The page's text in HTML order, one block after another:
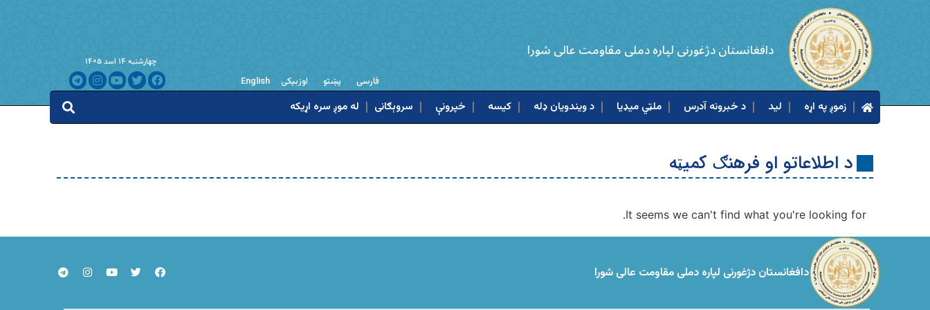
دافغانستان دژغورنی لپاره دملی مقاومت عالی شورا
فارسی پښتو اوزبیکی English
چهارشنبه ۱۴ اسد ۱۴۰۵
زموږ په اړه لید د خبرونه آدرس ملټي میډیا د ویندویان ډله کیسه خپرونې له موږ سره اړیکه
د اطلاعاتو او فرهنګ کمیټه
It seems we can't find what you're looking for.
دافغانستان دژغورنی لپاره دملی مقاومت عالی شورا